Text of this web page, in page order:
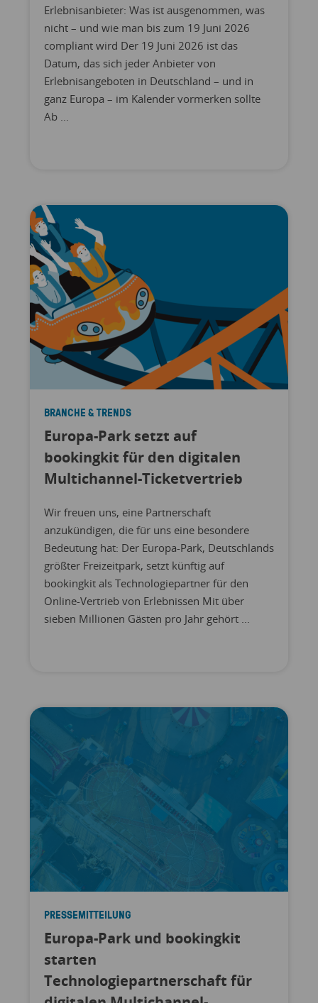
Erlebnisanbieter: Was ist ausgenommen, was
nicht – und wie man bis zum 19 Juni 2026
compliant wird Der 19 Juni 2026 ist das
Datum, das sich jeder Anbieter von
Erlebnisangeboten in Deutschland – und in
ganz Europa – im Kalender vormerken sollte
Ab ...
BRANCHE & TRENDS
Europa-Park setzt auf
bookingkit für den digitalen
Multichannel-Ticketvertrieb
Wir freuen uns, eine Partnerschaft
anzukündigen, die für uns eine besondere
Bedeutung hat: Der Europa-Park, Deutschlands
größter Freizeitpark, setzt künftig auf
bookingkit als Technologiepartner für den
Online-Vertrieb von Erlebnissen Mit über
sieben Millionen Gästen pro Jahr gehört ...
PRESSEMITTEILUNG
Europa-Park und bookingkit
starten
Technologiepartnerschaft für